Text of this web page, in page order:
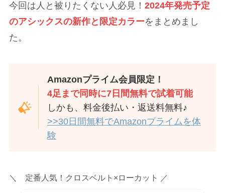
今回は人と被りたくない人必見！ 2024年発売予定
のアシックスの新作と限定カラーをまとめまし
た。
Amazonプライム会員限定！
4足まで同時に7日間無料で試着可能
しかも、料金後払い・返送料無料♪
>>30日間無料でAmazonプライムを体
験
＼ 定番人気！クロスベルト×ローカット ／